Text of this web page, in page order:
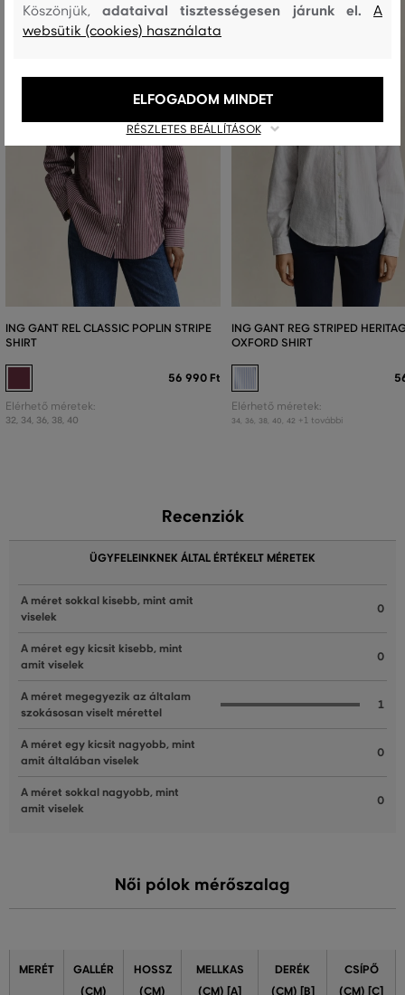
ING GANT REL CLASSIC POPLIN STRIPE
SHIRT
56 990 Ft
Elérhető méretek:
32, 34, 36, 38, 40
ING GANT REG STRIPED
OXFORD SHIRT
Elérhető méretek:
34 36 38 40 42 +1 további
Recenziók
ÜGYFELEINKNEK ÁLTAL ÉRTÉKELT MÉRETEK
A méret sokkal kisebb, mint amit
viselek
0
A méret egy kicsit kisebb, mint
amit viselek
0
A méret megegyezik az általam
szokásosan viselt mérettel
1
A méret egy kicsit nagyobb, mint
amit általában viselek
0
A méret sokkal nagyobb, mint
amit viselek
0
Női pólok mérőszalag
MERÉT
GALLÉR
(CM)
HOSSZ
(CM)
MELLKAS
(CM) [A]
DERÉK
(CM) [B]
CSÍPŐ
(CM) [C]
Köszönjük,adataival tisztességesen járunk el.A
websütik (cookies) használata
RÉSZLETES BEÁLLÍTÁSOK
ELFOGADOM MINDET